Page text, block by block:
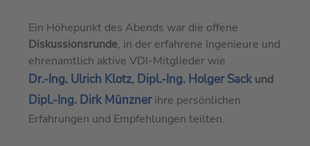
Ein Höhepunkt des Abends war die offene
Diskussionsrunde, in der erfahrene Ingenieure und
ehrenamtlich aktive VDI-Mitglieder wie
Dr.-Ing. Ulrich Klotz, Dipl.-Ing. Holger Sackund
Dipl.-Ing. Dirk Münznerihre persönlichen
Erfahrungen und Empfehlungen teilten.